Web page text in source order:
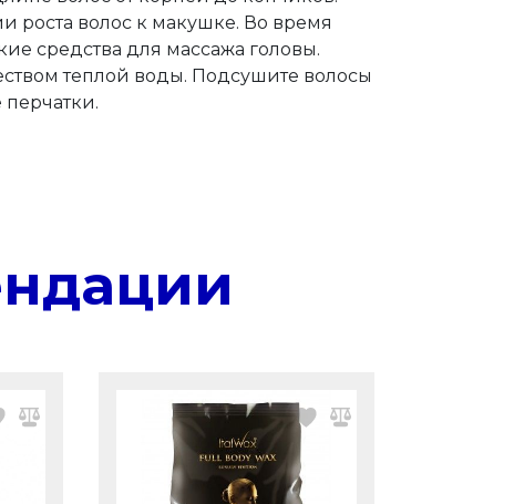
роста волос к макушке. Во время
средства для массажа головы.
теплой воды. Подсушите волосы